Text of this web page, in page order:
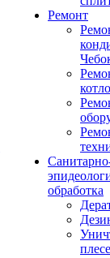
Ремонт
обработка